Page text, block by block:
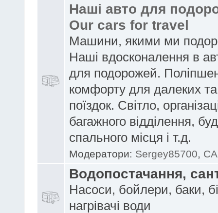
Наші авто для
Our cars for travel
Машини, якими ми
Наші вдосконалення в
для подорожей.
комфорту для далеких
поїздок. Світло,
багажного відділення,
спального місця і т.д.
Модератори: Sergey85700,
Водопостачання,
Насоси, бойлери, баки,
нагрівачі води